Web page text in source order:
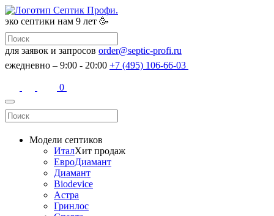
эко септики нам 9 лет 🥳
для заявок и запросов order@septic-profi.ru
ежедневно – 9:00 - 20:00 +7 (495) 106-66-03
0
Модели септиков
ИталХит продаж
ЕвроДиамант
Диамант
Biodevice
Астра
Гринлос